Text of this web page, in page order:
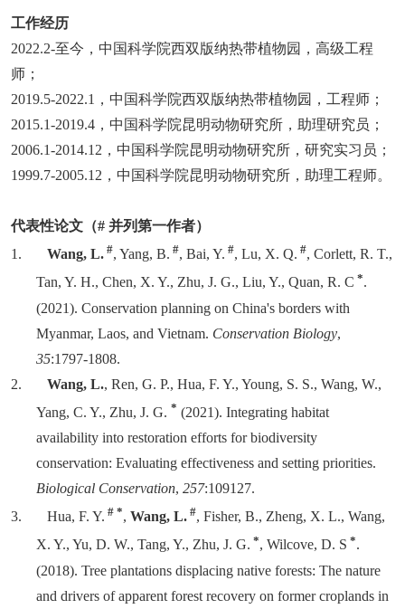
工作经历
2022.2-至今 ，中国科学院西双版纳热带植物园，高级工程
师；
2019.5-2022.1 ，中国科学院西双版纳热带植物园，工程师；
2015.1-2019.4 ，中国科学院昆明动物研究所，助理研究员；
2006.1-2014.12 ，中国科学院昆明动物研究所，研究实习员；
1999.7-2005.12 ，中国科学院昆明动物研究所，助理工程师。
代表性论文（# 并列第一作者）
1.
Wang, L. #, Yang, B. #, Bai, Y. #, Lu, X. Q. #, Corlett, R. T.,
Tan, Y. H., Chen, X. Y., Zhu, J. G., Liu, Y., Quan, R. C *.
(2021). Conservation planning on China's borders with
Myanmar, Laos, and Vietnam. Conservation Biology,
35:1797-1808.
2.
Wang, L., Ren, G. P., Hua, F. Y., Young, S. S., Wang, W.,
Yang, C. Y., Zhu, J. G.* (2021). Integrating habitat
availability into restoration efforts for biodiversity
conservation: Evaluating effectiveness and setting priorities.
Biological Conservation, 257:109127.
3.
Hua, F. Y. # *, Wang, L. #, Fisher, B., Zheng, X. L., Wang,
X. Y., Yu, D. W., Tang, Y., Zhu, J. G. *, Wilcove, D. S *.
(2018). Tree plantations displacing native forests: The nature
and drivers of apparent forest recovery on former croplands in